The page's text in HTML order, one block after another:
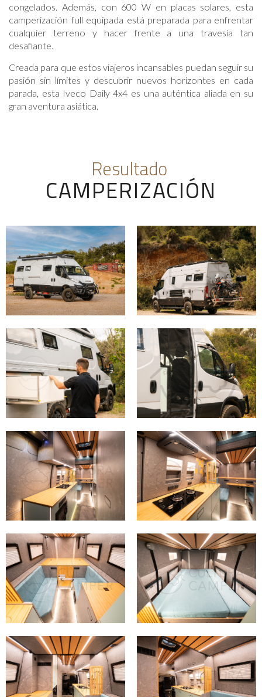
congelados. Además, con 600 W en placas solares, esta
camperización full equipada está preparada para enfrentar
cualquier terreno y hacer frente a una travesía tan
desafiante.
Creada para que estos viajeros incansables puedan seguir su
pasión sin límites y descubrir nuevos horizontes en cada
parada, esta Iveco Daily 4x4 es una auténtica aliada en su
gran aventura asiática.
Resultado
CAMPERIZACIÓN